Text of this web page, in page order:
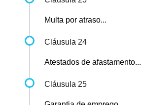
Multa por atraso...
Cláusula 24
Atestados de afastamento...
Cláusula 25